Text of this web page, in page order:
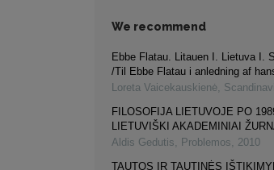
We recommend
Ebbe Flatau. Litauen I. Lietuva I.
/Til Ebbe Flatau i anledning af
Loreta Vaicekauskienė,
FILOSOFIJA LIETUVOJE PO
LIETUVIŠKI AKADEMINIAI
Aldis Gedutis, Problemos, 2010
TAUTOS IR TAUTINĖS